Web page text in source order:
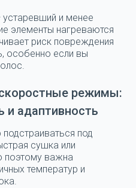
устаревший и менее
элементы нагреваются
риск повреждения
особенно если вы
режимы:
и адаптивность
под
сушка или
поэтому важна
температур и
.